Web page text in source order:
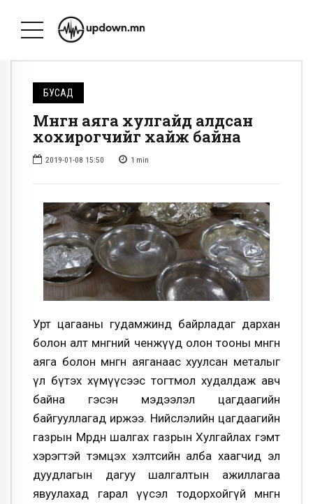
БУСАД
Мөнгөн аяга хулгайд алдсан
хохирогчийг хайж байна
2019-01-08 15:50 1 min
Урт цагааны гудамжинд байрладаг дархан
болон алт мөнгөний ченжүүд олон тооны мөнгөн
аяга болон мөнгөн аяганаас хуулсан металыг
үл бүтэх хүмүүсээс тогтмол худалдаж авч
байна гэсэн мэдээлэл цагдаагийн
байгууллагад иржээ. Нийслэлийн цагдаагийн
газрын Мөрдөн шалгах газрын Хулгайлах гэмт
хэрэгтэй тэмцэх хэлтсийн алба хаагчид эл
дуудлагын дагуу шалгалтын ажиллагаа
явуулахад гарал үүсэл тодорхойгүй мөнгөн